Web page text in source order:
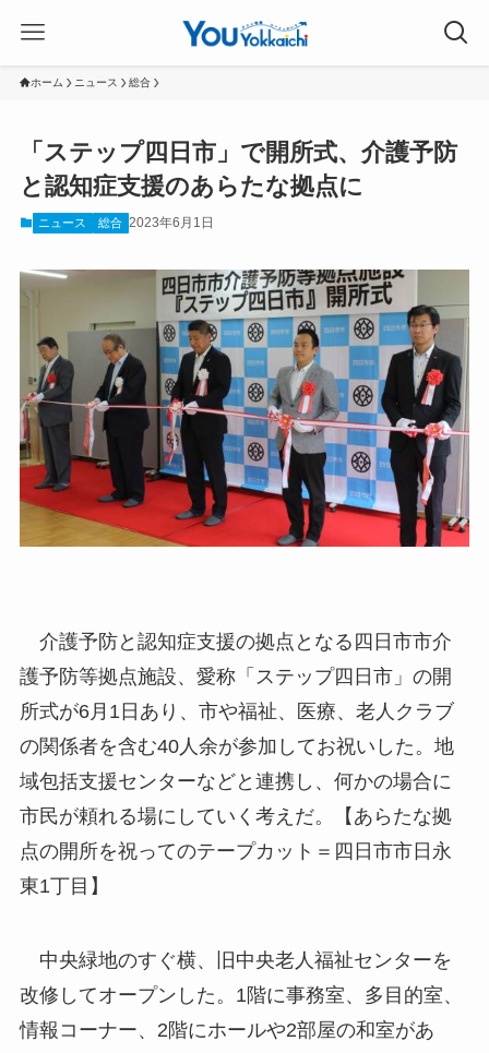
ホーム ニュース 総合
「ステップ四日市」で開所式、介護予防
と認知症支援のあらたな拠点に
ニュース 総合 2023年6月1日
介護予防と認知症支援の拠点となる四日市市介
護予防等拠点施設、愛称「ステップ四日市」の開
所式が6月1日あり、市や福祉、医療、老人クラブ
の関係者を含む40人余が参加してお祝いした。地
域包括支援センターなどと連携し、何かの場合に
市民が頼れる場にしていく考えだ。【あらたな拠
点の開所を祝ってのテープカット＝四日市市日永
東1丁目】
中央緑地のすぐ横、旧中央老人福祉センターを
改修してオープンした。1階に事務室、多目的室、
情報コーナー、2階にホールや2部屋の和室があ